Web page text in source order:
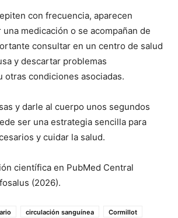
con frecuencia, aparecen
medicación o se acompañan de
consultar en un centro de salud
y descartar problemas
otras condiciones asociadas.
y darle al cuerpo unos segundos
ser una estrategia sencilla para
y cuidar la salud.
científica en PubMed Central
(2026).
circulación sanguínea
Cormillot